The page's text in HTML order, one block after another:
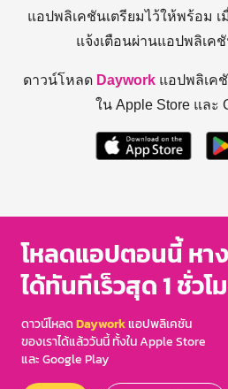
แอปพลิเคชันเตรียมไว้ให้พร้อม
แจ้งเตือนผ่านแอปพลิเ
ดาวน์โหลด Daywork แอปพลิเค
ใน Apple Store และ
โหลดแอปตอนนี้ หา
ได้ทันทีเร็วสุด 1 ชั่วโ
ดาวน์โหลดDayworkแอปพลิเคชัน
ของเราได้แล้ววันนี้ ทั้งใน Apple Store
และ Google Play